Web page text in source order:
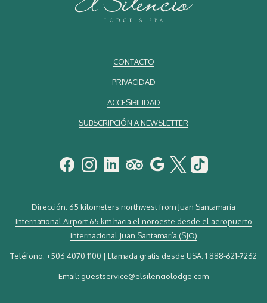
CONTACTO
PRIVACIDAD
ACCESIBILIDAD
SUBSCRIPCIÓN A NEWSLETTER
Dirección: 65 kilometers northwest from Juan Santamaría
International Airport 65 km hacia el noroeste desde el aeropuerto
internacional Juan Santamaría (SJO)
Teléfono: +506 4070 1100 | Llamada gratis desde USA: 1 888-621-7262
Email: guestservice@elsilenciolodge.com